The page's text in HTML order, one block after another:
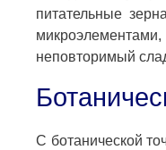
питательные
неповторимый
С ботанической